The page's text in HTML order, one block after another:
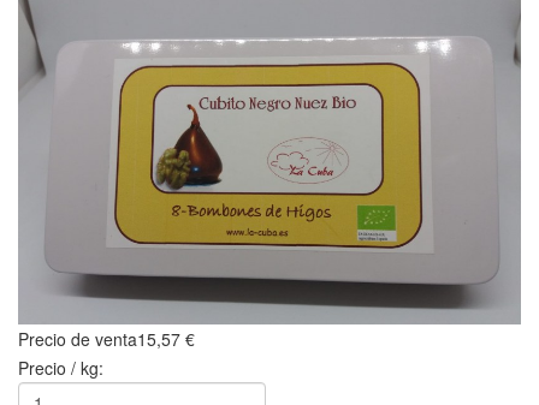
Precio de venta15,57 €
Precio / kg: